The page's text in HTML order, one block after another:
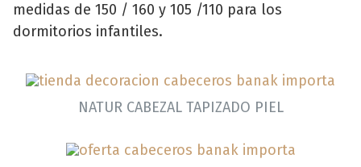
medidas de 150 / 160 y 105 /110 para los
dormitorios infantiles.
NATUR CABEZAL TAPIZADO PIEL